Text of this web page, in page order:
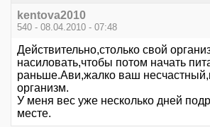
kentova2010
540 - 08.04.2010 - 07:48
Действительно,столько свой
насиловать,чтобы потом начать
раньше.Ави,жалко ваш
организм.
У меня вес уже несколько дней
месте.